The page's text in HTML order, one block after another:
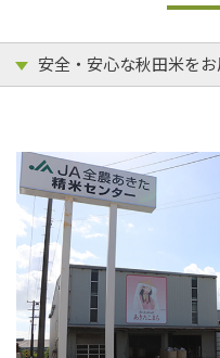
安全・安心な秋田米を